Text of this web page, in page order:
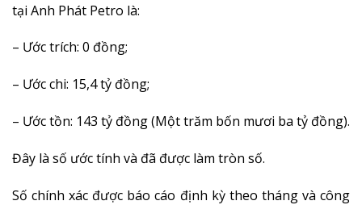
tại Anh Phát Petro là:
– Ước trích: 0 đồng;
– Ước chi: 15,4 tỷ đồng;
– Ước tồn: 143 tỷ đồng (Một trăm bốn mươi ba tỷ đồng).
Đây là số ước tính và đã được làm tròn số.
Số chính xác được báo cáo định kỳ theo tháng và công